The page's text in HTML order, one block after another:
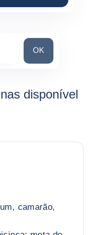
Pesquisar um
OK
disponível
camarão,